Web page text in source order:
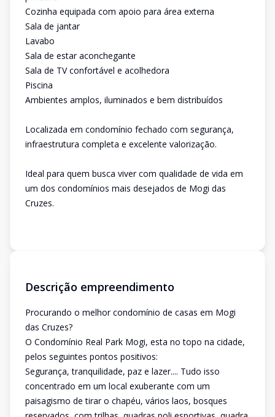
Cozinha equipada com apoio para área externa
Sala de jantar
Lavabo
Sala de estar aconchegante
Sala de TV confortável e acolhedora
Piscina
Ambientes amplos, iluminados e bem distribuídos
Localizada em condomínio fechado com segurança,
infraestrutura completa e excelente valorização.
Ideal para quem busca viver com qualidade de vida em
um dos condomínios mais desejados de Mogi das
Cruzes.
Descrição empreendimento
Procurando o melhor condomínio de casas em Mogi
das Cruzes?
O Condomínio Real Park Mogi, esta no topo na cidade,
pelos seguintes pontos positivos:
Segurança, tranquilidade, paz e lazer.... Tudo isso
concentrado em um local exuberante com um
paisagismo de tirar o chapéu, vários laos, bosques